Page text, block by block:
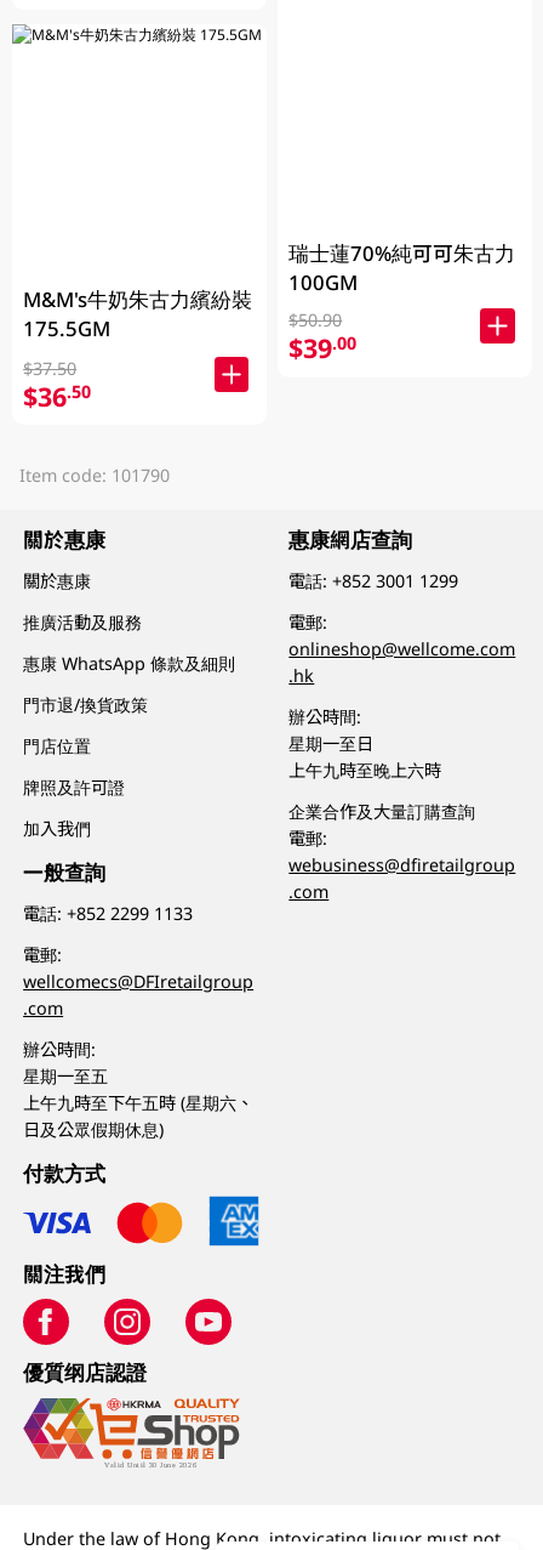
M&M's牛奶朱古力繽紛裝
175.5GM
$37.50
$36.50
瑞士蓮70%純可可朱古力
100GM
$50.90
$39.00
Item code: 101790
關於惠康
關於惠康
推廣活動及服務
惠康 WhatsApp 條款及細則
門市退/換貨政策
門店位置
牌照及許可證
加入我們
一般查詢
電話:+852 2299 1133
電郵:
wellcomecs@DFIretailgroup
.com
辦公時間:
星期一至五
上午九時至下午五時 (星期六、
日及公眾假期休息)
惠康網店查詢
電話:+852 3001 1299
電郵:
onlineshop@wellcome.com
.hk
辦公時間:
星期一至日
上午九時至晚上六時
企業合作及大量訂購查詢
電郵:
webusiness@dfiretailgroup
.com
付款方式
關注我們
優質纲店認證
Under the law of Hong Kong, intoxicating liquor must not